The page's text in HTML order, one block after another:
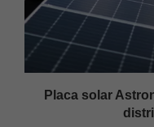
Placa solar